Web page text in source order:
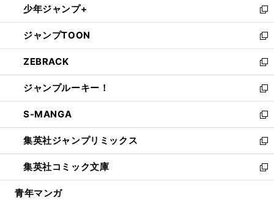
で
開
く
ド
ウ
で
開
く
ィ
ン
ド
ウ
で
開
く
い
ウ
ィ
ン
ド
ウ
で
開
く
少年ジャンプ+
新
し
い
ウ
ィ
ン
ド
ウ
で
開
く
ジャンプTOON
新
し
い
ウ
ィ
ン
ド
ウ
で
開
く
ZEBRACK
新
し
い
ウ
ィ
ン
ド
ウ
で
開
ジャンプルーキー！
新
し
い
ウ
ィ
ン
ド
ウ
S-MANGA
新
し
い
ウ
ィ
ン
集英社ジャンプリミックス
新
し
い
ウ
集英社コミック文庫
新
し
青年マンガ